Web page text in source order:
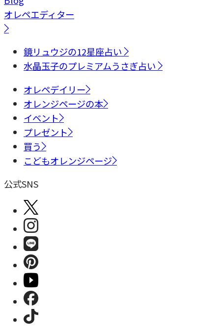
オレペエディター
鏡リュウジの12星座占い
水晶玉子のプレミアムうさぎ占い
オレペデイリー
オレンジページの本
イベント
プレゼント
買う
こどもオレンジページ
公式SNS